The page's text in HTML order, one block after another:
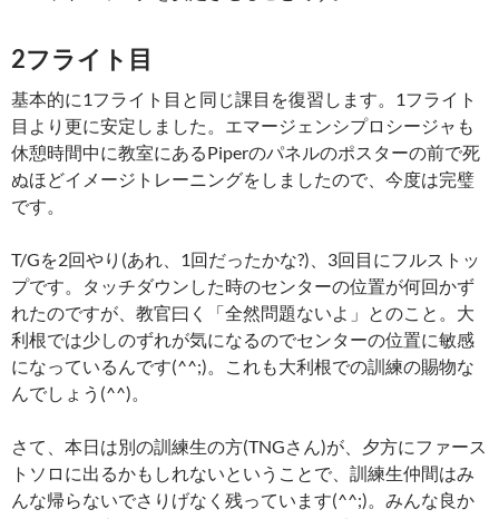
2フライト目
基本的に1フライト目と同じ課目を復習します。1フライト
目より更に安定しました。エマージェンシプロシージャも
休憩時間中に教室にあるPiperのパネルのポスターの前で死
ぬほどイメージトレーニングをしましたので、今度は完璧
です。
T/Gを2回やり(あれ、1回だったかな?)、3回目にフルストッ
プです。タッチダウンした時のセンターの位置が何回かず
れたのですが、教官曰く「全然問題ないよ」とのこと。大
利根では少しのずれが気になるのでセンターの位置に敏感
になっているんです(^^;)。これも大利根での訓練の賜物な
んでしょう(^^)。
さて、本日は別の訓練生の方(TNGさん)が、夕方にファース
トソロに出るかもしれないということで、訓練生仲間はみ
んな帰らないでさりげなく残っています(^^;)。みんな良か